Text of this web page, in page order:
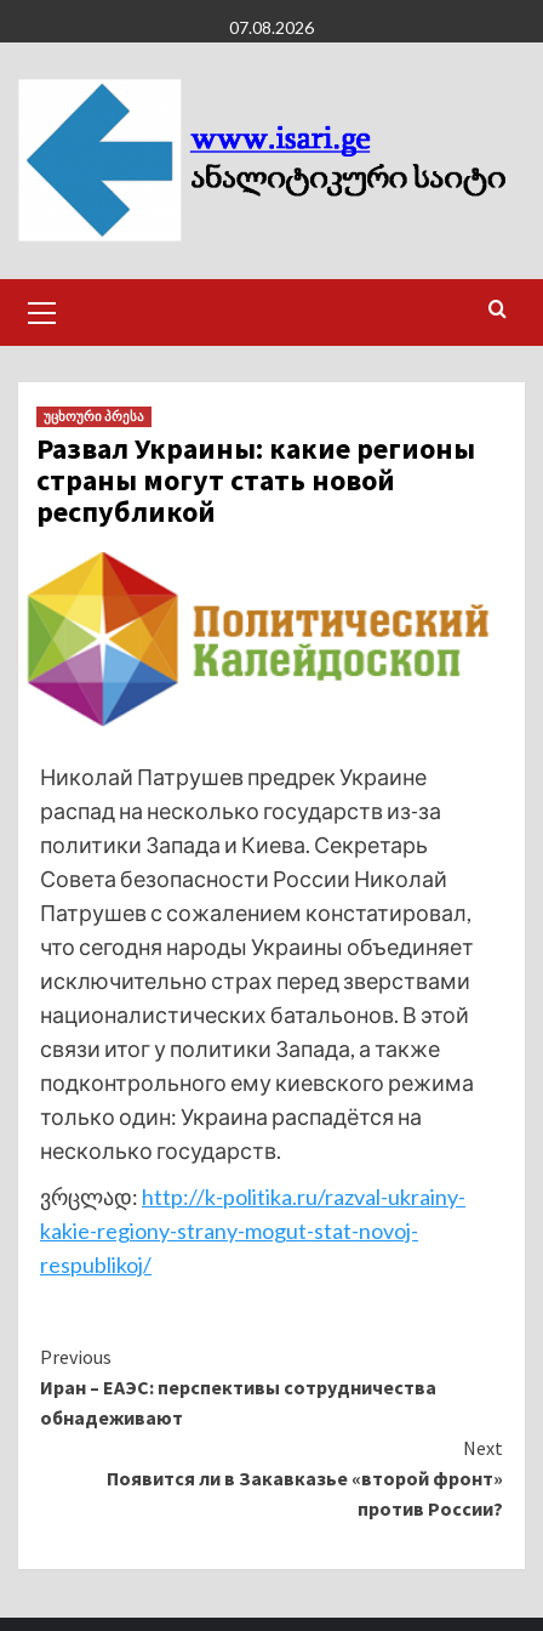
to
content
07.08.2026
Menu
უცხოური პრესა
Развал Украины: какие регионы
страны могут стать новой
республикой
Николай Патрушев предрек Украине
распад на несколько государств из-за
политики Запада и Киева. Секретарь
Совета безопасности России Николай
Патрушев с сожалением констатировал,
что сегодня народы Украины объединяет
исключительно страх перед зверствами
националистических батальонов. В этой
связи итог у политики Запада, а также
подконтрольного ему киевского режима
только один: Украина распадётся на
несколько государств.
ვრცლად: http://k-politika.ru/razval-ukrainy-
kakie-regiony-strany-mogut-stat-novoj-
respublikoj/
Continue
Reading
Previous
Иран – ЕАЭС: перспективы сотрудничества
обнадеживают
Next
Появится ли в Закавказье «второй фронт»
против России?